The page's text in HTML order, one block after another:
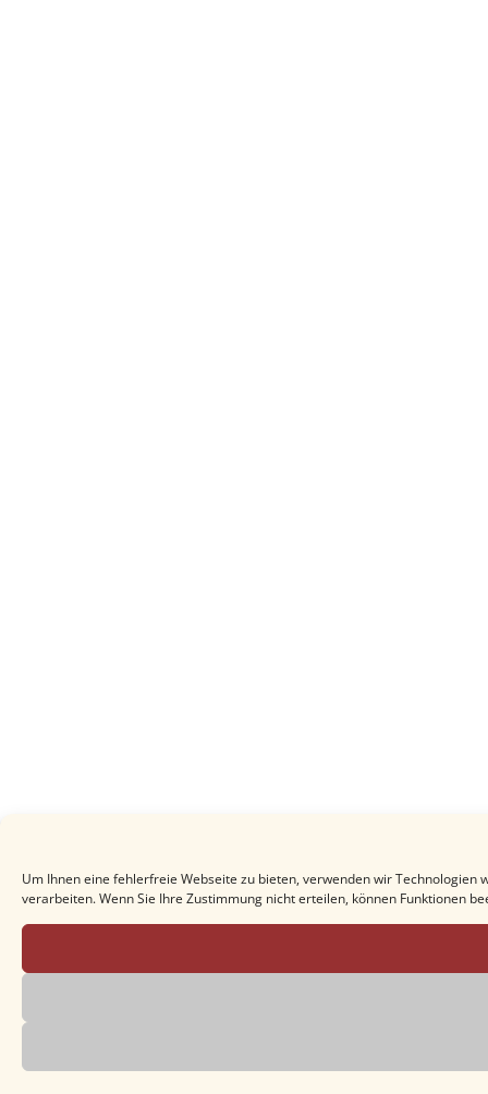
Um Ihnen eine fehlerfreie Webseite zu bieten, verwenden wir
verarbeiten. Wenn Sie Ihre Zustimmung nicht erteilen, können Funktionen